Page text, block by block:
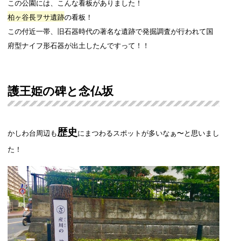
この公園には、こんな看板がありました！
柏ヶ谷長ヲサ遺跡の看板！
この付近一帯、旧石器時代の著名な遺跡で発掘調査が行われて国
府型ナイフ形石器が出土したんですって！！
護王姫の碑と念仏坂
かしわ台周辺も歴史にまつわるスポットが多いなぁ〜と思いまし
た！